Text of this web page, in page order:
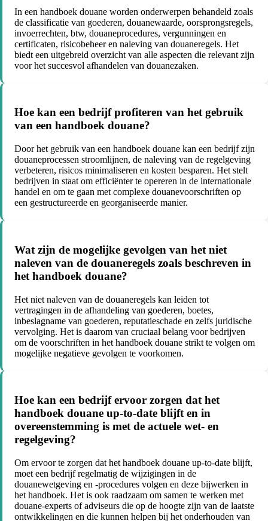
In een handboek douane worden onderwerpen behandeld zoals
de classificatie van goederen, douanewaarde, oorsprongsregels,
invoerrechten, btw, douaneprocedures, vergunningen en
certificaten, risicobeheer en naleving van douaneregels. Het
biedt een uitgebreid overzicht van alle aspecten die relevant zijn
voor het succesvol afhandelen van douanezaken.
Hoe kan een bedrijf profiteren van het gebruik
van een handboek douane?
Door het gebruik van een handboek douane kan een bedrijf zijn
douaneprocessen stroomlijnen, de naleving van de regelgeving
verbeteren, risicos minimaliseren en kosten besparen. Het stelt
bedrijven in staat om efficiënter te opereren in de internationale
handel en om te gaan met complexe douanevoorschriften op
een gestructureerde en georganiseerde manier.
Wat zijn de mogelijke gevolgen van het niet
naleven van de douaneregels zoals beschreven in
het handboek douane?
Het niet naleven van de douaneregels kan leiden tot
vertragingen in de afhandeling van goederen, boetes,
inbeslagname van goederen, reputatieschade en zelfs juridische
vervolging. Het is daarom van cruciaal belang voor bedrijven
om de voorschriften in het handboek douane strikt te volgen om
mogelijke negatieve gevolgen te voorkomen.
Hoe kan een bedrijf ervoor zorgen dat het
handboek douane up-to-date blijft en in
overeenstemming is met de actuele wet- en
regelgeving?
Om ervoor te zorgen dat het handboek douane up-to-date blijft,
moet een bedrijf regelmatig de wijzigingen in de
douanewetgeving en -procedures volgen en deze bijwerken in
het handboek. Het is ook raadzaam om samen te werken met
douane-experts of adviseurs die op de hoogte zijn van de laatste
ontwikkelingen en die kunnen helpen bij het onderhouden van